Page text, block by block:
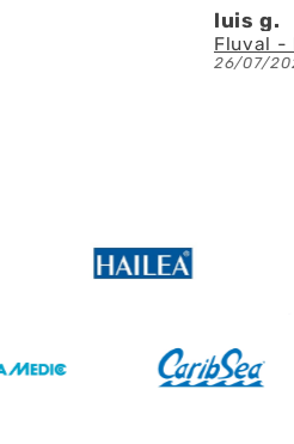
luis g.
26/07/2026